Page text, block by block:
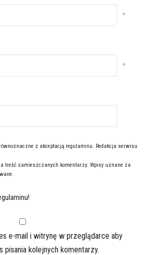
*
*
z akceptacją regulaminu. Redakcja serwisu
treść zamieszczanych komentarzy. Wpisy uznane za
e-mail i witrynę w przeglądarce aby
pisania kolejnych komentarzy.